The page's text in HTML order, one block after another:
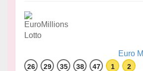
Euro
26 29 35 38 47 1 2